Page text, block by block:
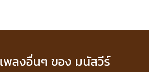
พลงอื่นๆ ของ มนัสวีร์